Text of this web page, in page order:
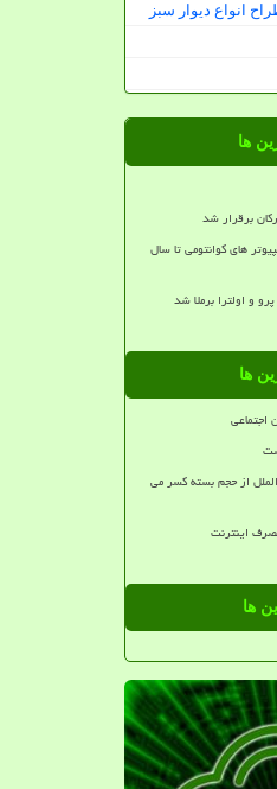
انواع دیوار سبز
ها
برقرار شد
های کوانتومی تا سال
ها
اجتماعی
از حجم بسته کسر می
اینترنت
ها